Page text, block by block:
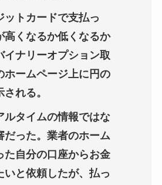
ットカードで支払っ
高くなるか低くなるか
イナリーオプション取
ホームページ上に円の
れる。
ルタイムの情報ではな
だった。業者のホーム
た自分の口座からお金
いと依頼したが、払っ